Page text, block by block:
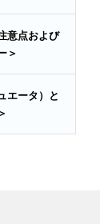
意点および
＞
エータ）と